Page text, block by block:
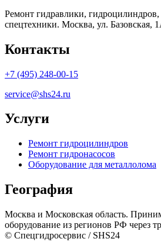
Ремонт гидравлики, гидроцилиндров,
спецтехники. Москва, ул. Базовская,
Контакты
+7 (495) 248-00-15
service@shs24.ru
Услуги
Ремонт гидроцилиндров
Ремонт гидронасосов
Оборудование для металлолома
География
Москва и Московская область.
оборудование из регионов РФ через
© Спецгидросервис / SHS24